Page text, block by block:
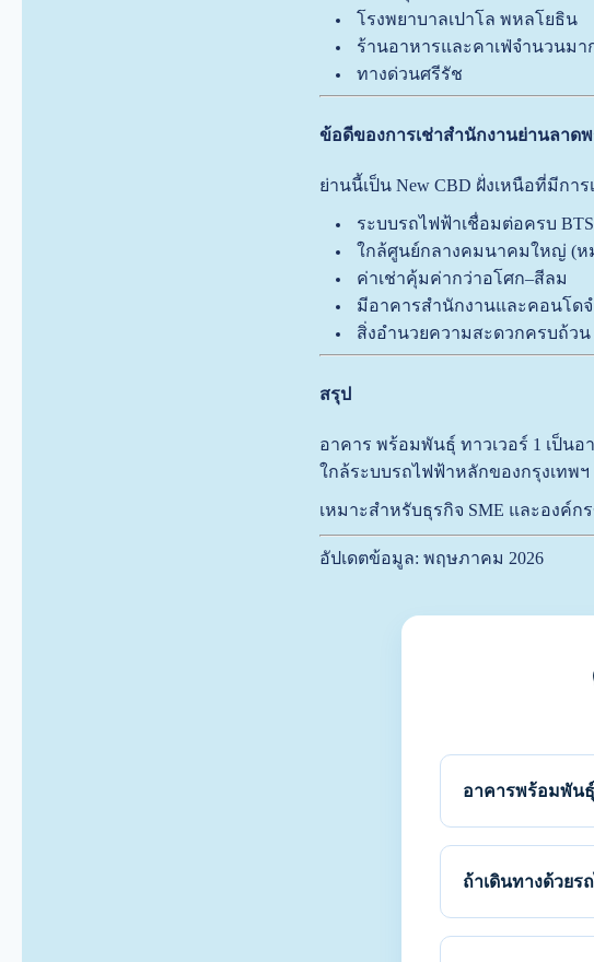
โรงพยาบาลเปาโล พหลโยธิน
ร้านอาหารและคาเฟ่จำนวนมา
ทางด่วนศรีรัช
ข้อดีของการเช่าสำนักงานย่านลาด
ย่านนี้เป็น New CBD ฝั่งเหนือที่มีกา
ระบบรถไฟฟ้าเชื่อมต่อครบ BTS
ใกล้ศูนย์กลางคมนาคมใหญ่ (ห
ค่าเช่าคุ้มค่ากว่าอโศก–สีลม
มีอาคารสำนักงานและคอนโด
สิ่งอำนวยความสะดวกครบถ้วน
สรุป
อาคาร พร้อมพันธ์ุ ทาวเวอร์ 1 เป็น
ใกล้ระบบรถไฟฟ้าหลักของกรุงเทพฯ
เหมาะสำหรับธุรกิจ SME และองค์ก
อัปเดตข้อมูล: พฤษภาคม 2026
อาคารพร้อมพันธุ์
ถ้าเดินทางด้วยร